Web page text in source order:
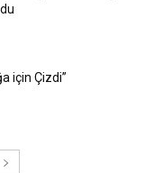
için Çizdi”